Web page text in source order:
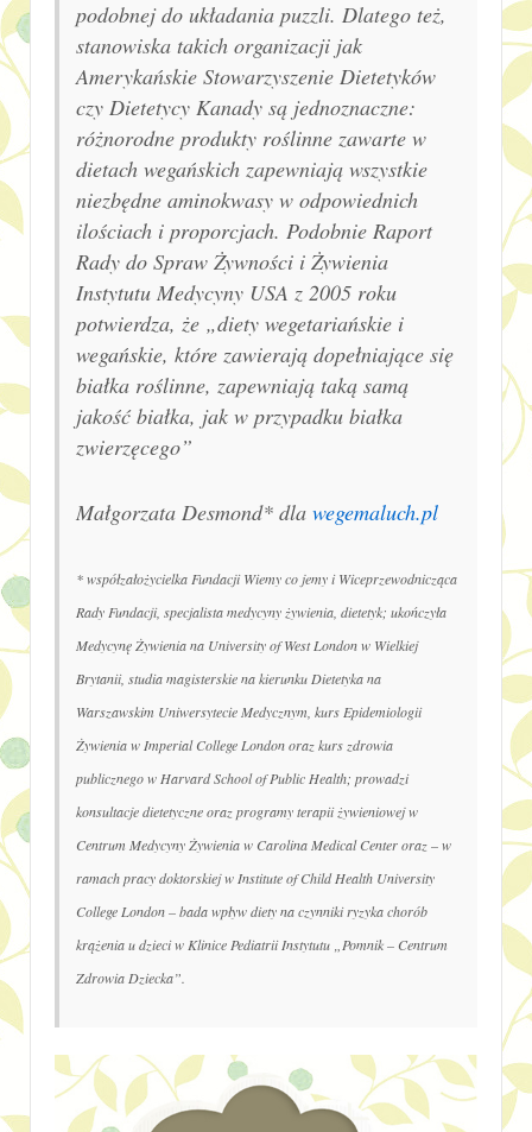
podobnej do układania puzzli. Dlatego też,
stanowiska takich organizacji jak
Amerykańskie Stowarzyszenie Dietetyków
czy Dietetycy Kanady są jednoznaczne:
różnorodne produkty roślinne zawarte w
dietach wegańskich zapewniają wszystkie
niezbędne aminokwasy w odpowiednich
ilościach i proporcjach. Podobnie Raport
Rady do Spraw Żywności i Żywienia
Instytutu Medycyny USA z 2005 roku
potwierdza, że „diety wegetariańskie i
wegańskie, które zawierają dopełniające się
białka roślinne, zapewniają taką samą
jakość białka, jak w przypadku białka
zwierzęcego”
Małgorzata Desmond* dla wegemaluch.pl
* współzałożycielka Fundacji Wiemy co jemy i Wiceprzewodnicząca
Rady Fundacji, specjalista medycyny żywienia, dietetyk; ukończyła
Medycynę Żywienia na University of West London w Wielkiej
Brytanii, studia magisterskie na kierunku Dietetyka na
Warszawskim Uniwersytecie Medycznym, kurs Epidemiologii
Żywienia w Imperial College London oraz kurs zdrowia
publicznego w Harvard School of Public Health; prowadzi
konsultacje dietetyczne oraz programy terapii żywieniowej w
Centrum Medycyny Żywienia w Carolina Medical Center oraz – w
ramach pracy doktorskiej w Institute of Child Health University
College London – bada wpływ diety na czynniki ryzyka chorób
krążenia u dzieci w Klinice Pediatrii Instytutu „Pomnik – Centrum
Zdrowia Dziecka”.